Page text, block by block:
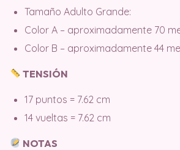
Tamaño Adulto Grande:
Color A – aproximadamente 70
Color B – aproximadamente 44
TENSIÓN
17 puntos = 7.62 cm
14 vueltas = 7.62 cm
NOTAS